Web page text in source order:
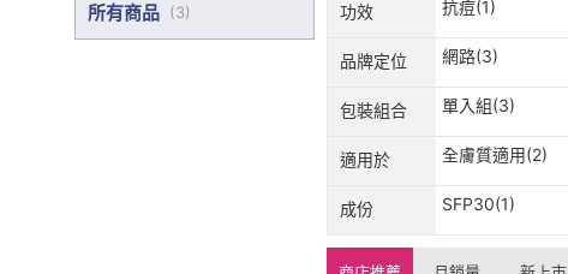
所有商品 (3) 功效 抗痘(1)
品牌定位 網路(3)
包裝組合 單入組(3)
適用於 全膚質適用(2)
成份 SFP30(1)